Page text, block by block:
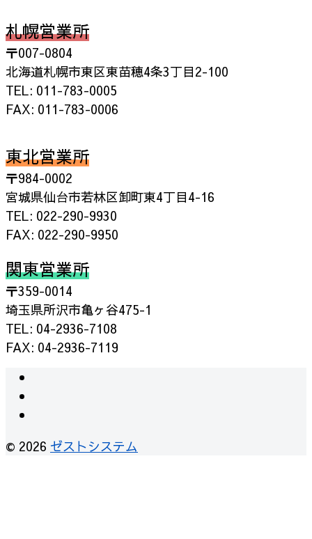
札幌営業所
〒007-0804
北海道札幌市東区東苗穂4条3丁目2-100
TEL: 011-783-0005
FAX: 011-783-0006
東北営業所
〒984-0002
宮城県仙台市若林区卸町東4丁目4-16
TEL: 022-290-9930
FAX: 022-290-9950
関東営業所
〒359-0014
埼玉県所沢市亀ヶ谷475-1
TEL: 04-2936-7108
FAX: 04-2936-7119
© 2026 ゼストシステム